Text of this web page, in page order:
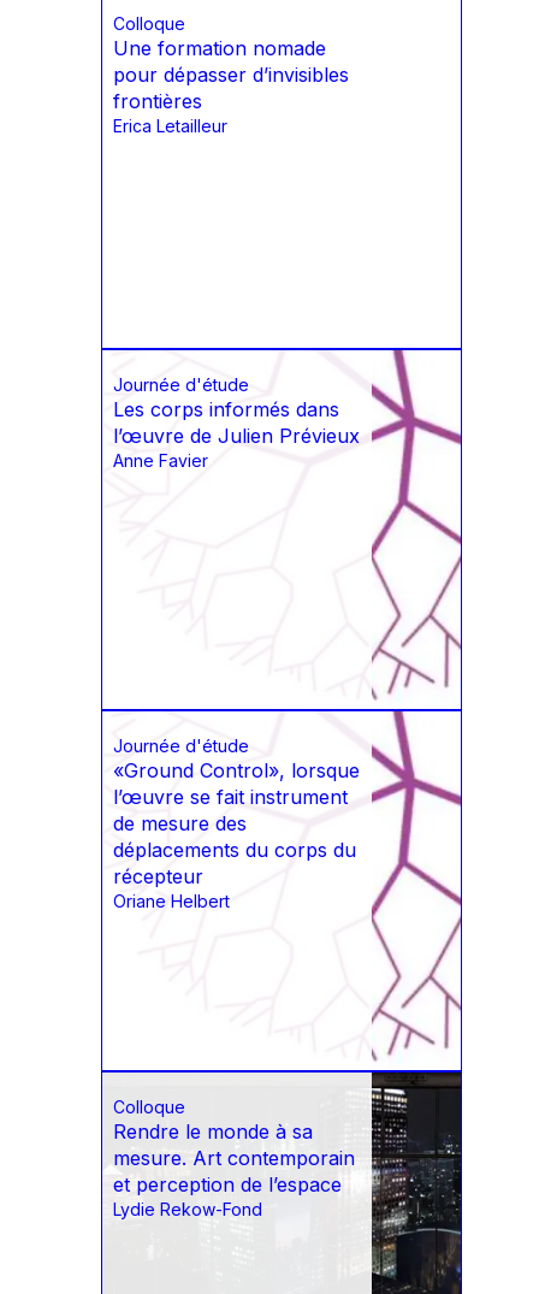
Colloque
Une formation nomade
pour dépasser d’invisibles
frontières
Erica Letailleur
Journée d'étude
Les corps informés dans
l’œuvre de Julien Prévieux
Anne Favier
Journée d'étude
«Ground Control», lorsque
l’œuvre se fait instrument
de mesure des
déplacements du corps du
récepteur
Oriane Helbert
Colloque
Rendre le monde à sa
mesure. Art contemporain
et perception de l’espace
Lydie Rekow-Fond